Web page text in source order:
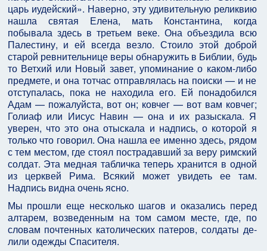
царь иудейский». Наверно, эту удивительную релик­вию
нашла святая Елена, мать Константина, когда
побывала здесь в третьем веке. Она объездила всю
Палестину, и ей всегда везло. Стоило этой доброй
старой ревнительнице веры обнаружить в Библии, будь
то Ветхий или Новый завет, упоминание о каком-либо
предмете, и она тотчас отправлялась на поиски — и не
отступалась, пока не находила его. Ей понадобил­ся
Адам — пожалуйста, вот он; ковчег — вот вам ков­чег;
Голиаф или Иисус Навин — она и их разыскала. Я
уверен, что это она отыскала и надпись, о которой я
только что говорил. Она нашла ее именно здесь, рядом
с тем местом, где стоял пострадавший за веру римский
солдат. Эта медная табличка теперь хранится в одной
из церквей Рима. Всякий может увидеть ее там.
Надпись видна очень ясно.
Мы прошли еще несколько шагов и оказались пе­ред
алтарем, возведенным на том самом месте, где, по
словам почтенных католических патеров, солдаты де­
лили одежды Спасителя.